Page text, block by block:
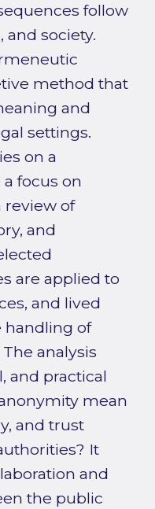
follow
and society.
method that
and
settings.
on a
focus on
review of
and
are applied to
and lived
handling of
analysis
and practical
mean
and trust
It
and
the public